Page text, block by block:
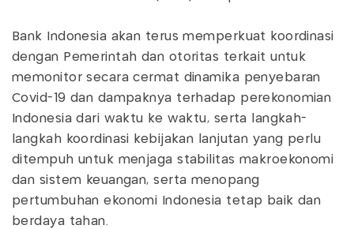
Bank Indonesia akan terus memperkuat koordinasi
dengan Pemerintah dan otoritas terkait untuk
memonitor secara cermat dinamika penyebaran
Covid-19 dan dampaknya terhadap perekonomian
Indonesia dari waktu ke waktu, serta langkah-
langkah koordinasi kebijakan lanjutan yang perlu
ditempuh untuk menjaga stabilitas makroekonomi
dan sistem keuangan, serta menopang
pertumbuhan ekonomi Indonesia tetap baik dan
berdaya tahan.